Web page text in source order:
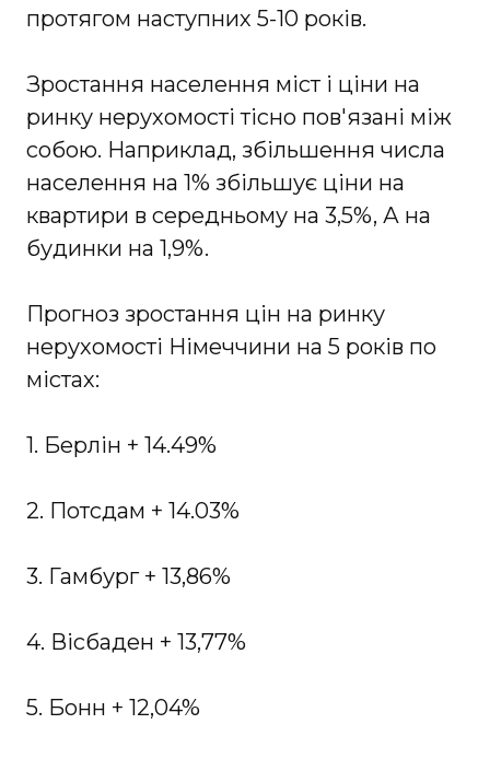
протягом наступних 5-10 років.
Зростання населення міст і ціни на
ринку нерухомості тісно пов'язані між
собою. Наприклад, збільшення числа
населення на 1% збільшує ціни на
квартири в середньому на 3,5%, А на
будинки на 1,9%.
Прогноз зростання цін на ринку
нерухомості Німеччини на 5 років по
містах:
1. Берлін + 14.49%
2. Потсдам + 14.03%
3. Гамбург + 13,86%
4. Вісбаден + 13,77%
5. Бонн + 12,04%